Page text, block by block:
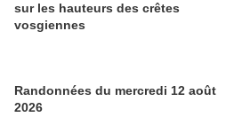
sur les hauteurs des crêtes
vosgiennes
Randonnées du mercredi 12 août
2026